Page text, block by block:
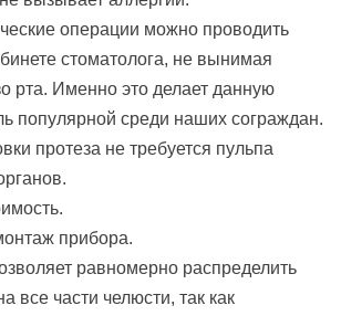
операции можно проводить
стоматолога, не вынимая
рта. Именно это делает данную
популярной среди наших сограждан.
протеза не требуется пульпа
прибора.
равномерно распределить
все части челюсти, так как